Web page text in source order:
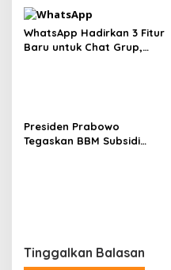
Kamar, Tegaskan Peserta
Berhak Dilayani
WhatsApp Hadirkan 3 Fitur
Baru untuk Chat Grup,
Presiden Prabowo
Tegaskan BBM Subsidi
Tinggalkan Balasan